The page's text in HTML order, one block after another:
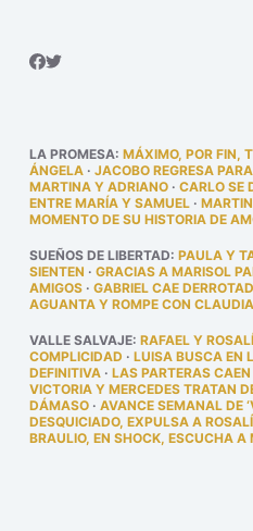
LA PROMESA: MÁXIMO, POR FIN,
ÁNGELA· JACOBO REGRESA
MARTINA Y ADRIANO· CARLO SE
ENTRE MARÍA Y SAMUEL·
MOMENTO DE SU HISTORIA DE
SUEÑOS DE LIBERTAD: PAULA Y
SIENTEN · GRACIAS A MARISOL
AMIGOS· GABRIEL CAE
AGUANTA Y ROMPE CON CLAUDIA
VALLE SALVAJE: RAFAEL Y
COMPLICIDAD · LUISA BUSCA EN
DEFINITIVA· LAS PARTERAS
VICTORIA Y MERCEDES TRATAN
DÁMASO· AVANCE SEMANAL DE
DESQUICIADO, EXPULSA A
BRAULIO, EN SHOCK, ESCUCHA A